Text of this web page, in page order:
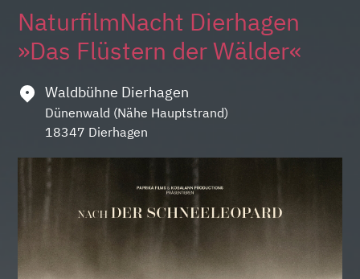
NaturfilmNacht Dierhagen
»Das Flüstern der Wälder«
Waldbühne Dierhagen
Dünenwald (Nähe Hauptstrand)
18347 Dierhagen